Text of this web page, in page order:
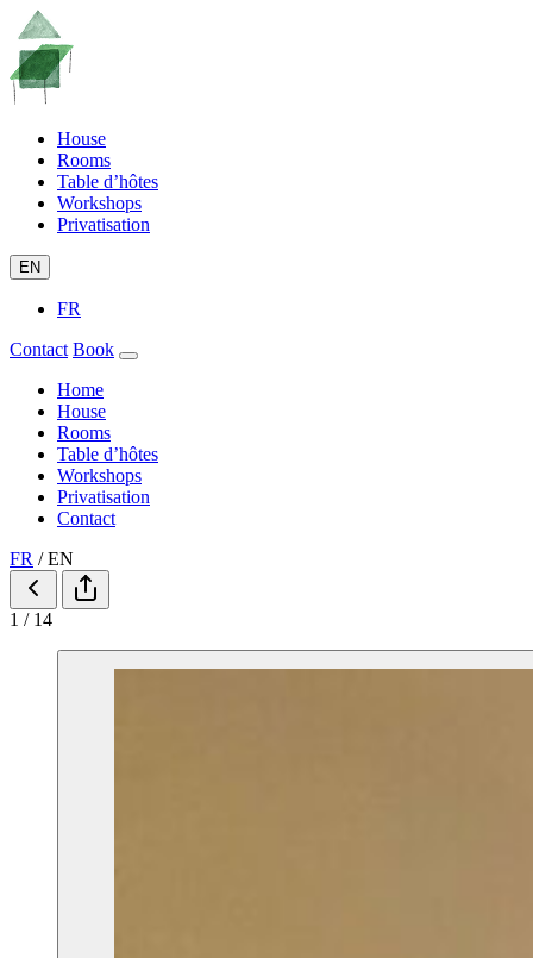
House
Rooms
Table d’hôtes
Workshops
Privatisation
EN
FR
Contact Book
Home
House
Rooms
Table d’hôtes
Workshops
Privatisation
Contact
FR / EN
1 / 14